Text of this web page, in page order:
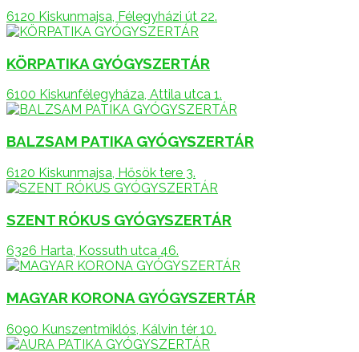
6120 Kiskunmajsa, Félegyházi út 22.
KÖRPATIKA GYÓGYSZERTÁR
6100 Kiskunfélegyháza, Attila utca 1.
BALZSAM PATIKA GYÓGYSZERTÁR
6120 Kiskunmajsa, Hősök tere 3.
SZENT RÓKUS GYÓGYSZERTÁR
6326 Harta, Kossuth utca 46.
MAGYAR KORONA GYÓGYSZERTÁR
6090 Kunszentmiklós, Kálvin tér 10.